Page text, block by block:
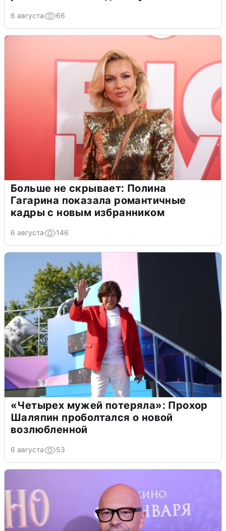
6 августа 66
Больше не скрывает: Полина
Гагарина показала романтичные
кадры с новым избранником
6 августа 146
«Четырех мужей потеряла»: Прохор
Шаляпин проболтался о новой
возлюбленной
6 августа 53